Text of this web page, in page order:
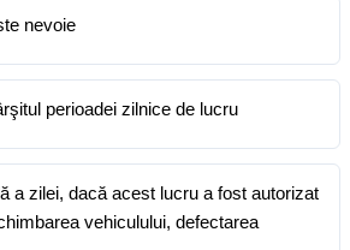
nevoie
perioadei zilnice de lucru
a zilei, dacă acest lucru a fost autorizat
vehiculului, defectarea